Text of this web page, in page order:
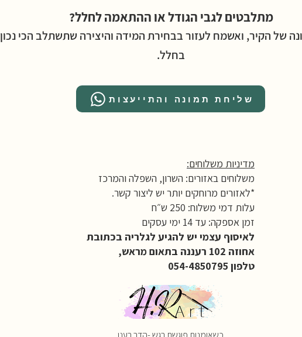
מתלבטים לגבי הגודל או ההתאמה לחלל?
של הקיר, ואשמח לעזור בבחירת המידה והיצירה שתשתלב הכי נכון
בחלל.
שליחת תמונה והתייעצות
מדיניות משלוחים:
משלוחים באזורים: השרון, השפלה והמרכז
*לאזורים מרוחקים יותר יש ליצור קשר.
עלות דמי משלוח: 250 ש״ח
זמן אספקה: עד 14 ימי עסקים
לאיסוף עצמי יש להגיע לגלריה בכתובת
אחוזה 102 רעננה בתאום מראש,
טלפון 054-4850795